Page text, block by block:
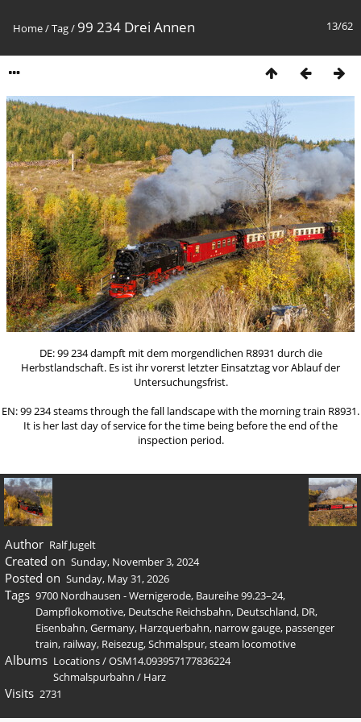
13/62
Home/Tag/ 99 234 Drei Annen
DE: 99 234 dampft mit dem morgendlichen R8931 durch die
Herbstlandschaft. Es ist ihr vorerst letzter Einsatztag vor Ablauf der
Untersuchungsfrist.
EN: 99 234 steams through the fall landscape with the morning train R8931.
It is her last day of service for the time being before the end of the
inspection period.
Author Ralf Jugelt
Created on Sunday, November 3, 2024
Posted on Sunday, May 31, 2026
Tags 9700 Nordhausen - Wernigerode, Baureihe 99.23–24,
Dampflokomotive, Deutsche Reichsbahn, Deutschland, DR,
Eisenbahn,Germany, Harzquerbahn, narrow gauge, passenger
train, railway, Reisezug,Schmalspur,steam locomotive
Albums Locations/OSM14.093957177836224
Schmalspurbahn / Harz
Visits 2731